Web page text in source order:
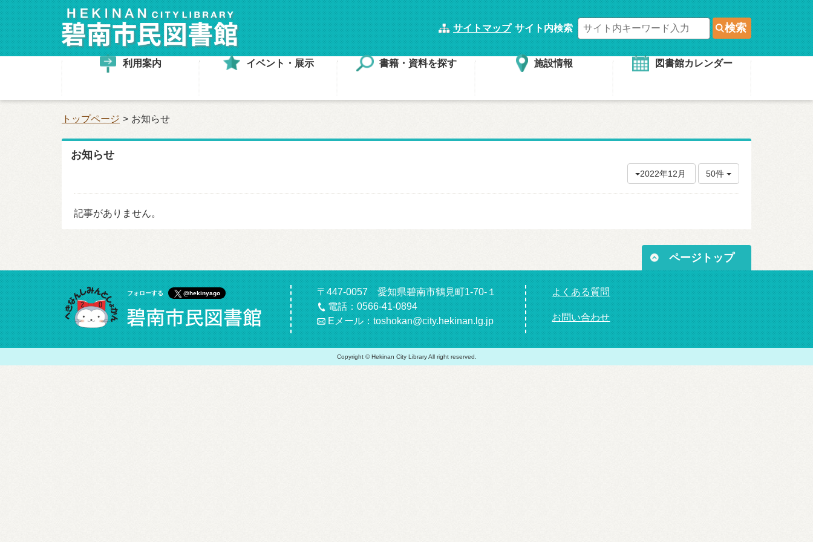
サイトマップ サイト内検索 検索
利用案内 イベント・展示 書籍・資料を探す 施設情報 図書館カレンダー
トップページ お知らせ
お知らせ
2022年12月 50件
記事がありません。
ページトップ
フォローする @hekinyago
〒447-0057 愛知県碧南市鶴見町1-70-１
電話：0566-41-0894
Eメール：toshokan@city.hekinan.lg.jp
よくある質問
お問い合わせ
Copyright © Hekinan City Library All right reserved.